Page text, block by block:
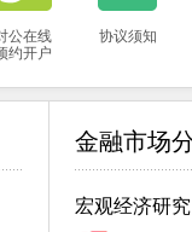
公在线
约开户
协议须知
金融市场
宏观经济研究